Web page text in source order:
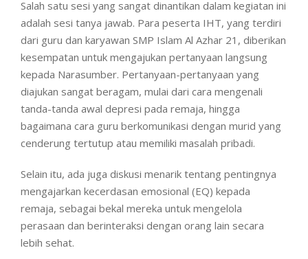
Salah satu sesi yang sangat dinantikan dalam kegiatan ini
adalah sesi tanya jawab. Para peserta IHT, yang terdiri
dari guru dan karyawan SMP Islam Al Azhar 21, diberikan
kesempatan untuk mengajukan pertanyaan langsung
kepada Narasumber. Pertanyaan-pertanyaan yang
diajukan sangat beragam, mulai dari cara mengenali
tanda-tanda awal depresi pada remaja, hingga
bagaimana cara guru berkomunikasi dengan murid yang
cenderung tertutup atau memiliki masalah pribadi.
Selain itu, ada juga diskusi menarik tentang pentingnya
mengajarkan kecerdasan emosional (EQ) kepada
remaja, sebagai bekal mereka untuk mengelola
perasaan dan berinteraksi dengan orang lain secara
lebih sehat.